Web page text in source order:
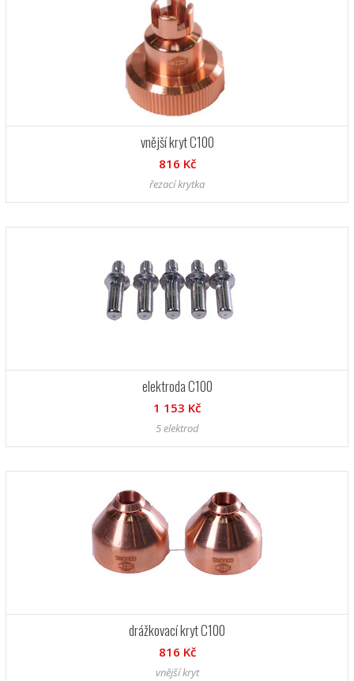
vnější kryt C100
816 Kč
řezací krytka
elektroda C100
1 153 Kč
5 elektrod
drážkovací kryt C100
816 Kč
vnější kryt